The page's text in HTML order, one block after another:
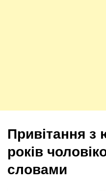
Привітання з
років
словами